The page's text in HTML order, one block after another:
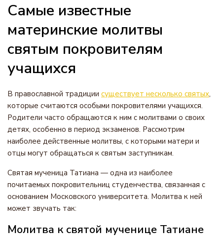
Самые известные
материнские молитвы
святым покровителям
учащихся
В православной традиции существует несколько святых,
которые считаются особыми покровителями учащихся.
Родители часто обращаются к ним с молитвами о своих
детях, особенно в период экзаменов. Рассмотрим
наиболее действенные молитвы, с которыми матери и
отцы могут обращаться к святым заступникам.
Святая мученица Татиана — одна из наиболее
почитаемых покровительниц студенчества, связанная с
основанием Московского университета. Молитва к ней
может звучать так:
Молитва к святой мученице Татиане